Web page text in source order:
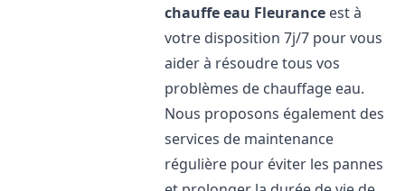
chauffe eau Fleurance est à
votre disposition 7j/7 pour vous
aider à résoudre tous vos
problèmes de chauffage eau.
Nous proposons également des
services de maintenance
régulière pour éviter les pannes